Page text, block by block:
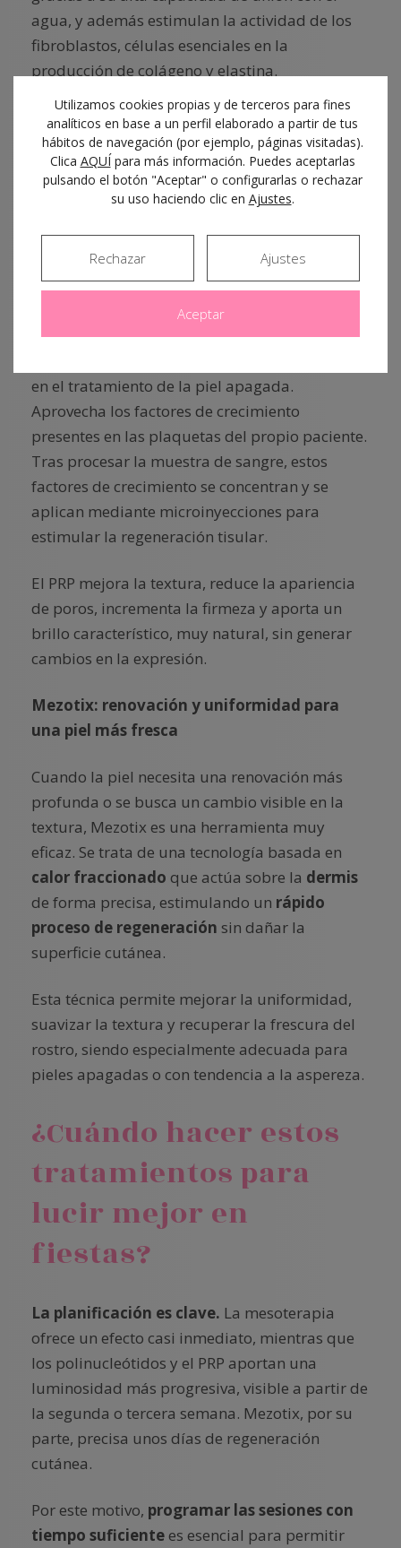
agua, y además estimulan la actividad de los
fibroblastos, células esenciales en la
producción de colágeno y elastina.
El resultado es una piel más elástica, firme,
uniforme y con una mejora progresiva de la
luminosidad. Son especialmente útiles en
pieles desvitalizadas, con textura alterada o
envejecimiento.
PRP: regeneración con factores de
crecimiento propios
en el tratamiento de la piel apagada.
Aprovecha los factores de crecimiento
presentes en las plaquetas del propio paciente.
Tras procesar la muestra de sangre, estos
factores de crecimiento se concentran y se
aplican mediante microinyecciones para
estimular la regeneración tisular.
El PRP mejora la textura, reduce la apariencia
de poros, incrementa la firmeza y aporta un
brillo característico, muy natural, sin generar
cambios en la expresión.
Mezotix: renovación y uniformidad para
una piel más fresca
Cuando la piel necesita una renovación más
profunda o se busca un cambio visible en la
textura, Mezotix es una herramienta muy
eficaz. Se trata de una tecnología basada en
calor fraccionado que actúa sobre la dermis
de forma precisa, estimulando un rápido
proceso de regeneración sin dañar la
superficie cutánea.
Esta técnica permite mejorar la uniformidad,
suavizar la textura y recuperar la frescura del
rostro, siendo especialmente adecuada para
pieles apagadas o con tendencia a la aspereza.
¿Cuándo hacer estos
tratamientos para
lucir mejor en
fiestas?
La planificación es clave. La mesoterapia
ofrece un efecto casi inmediato, mientras que
los polinucleótidos y el PRP aportan una
luminosidad más progresiva, visible a partir de
la segunda o tercera semana. Mezotix, por su
parte, precisa unos días de regeneración
cutánea.
Por este motivo, programar las sesiones con
tiempo suficientees esencial para permitir
Utilizamos cookies propias y de terceros para fines
analíticos en base a un perfil elaborado a partir de tus
hábitos de navegación (por ejemplo, páginas visitadas).
Clica AQUÍpara más información. Puedes aceptarlas
pulsando el botón "Aceptar" o configurarlas o rechazar
su uso haciendo clic en Ajustes.
Aceptar
Rechazar Ajustes